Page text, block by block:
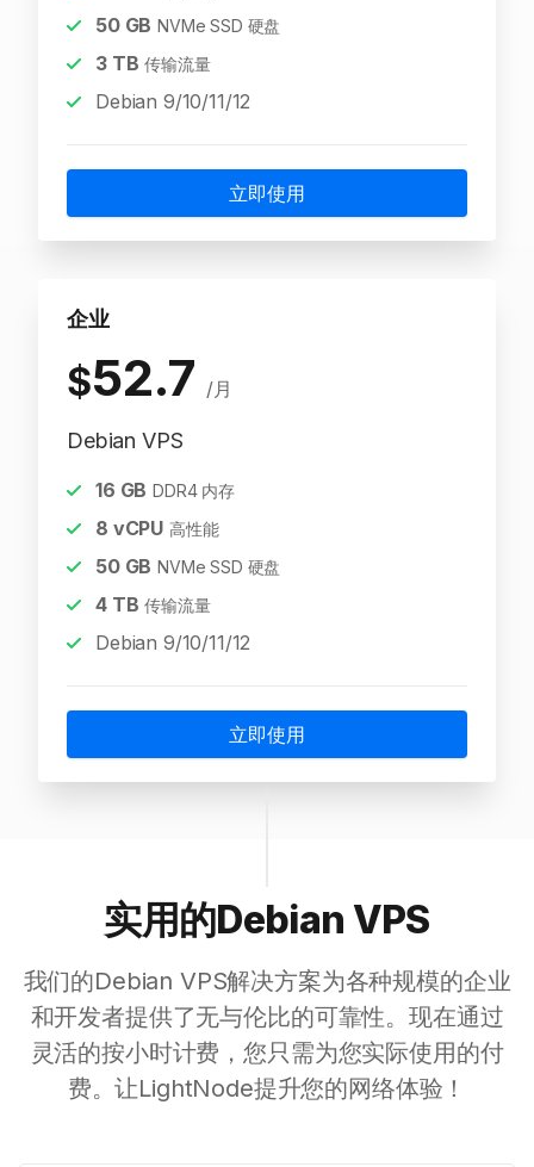
50GB NVMe SSD 硬盘
3TB 传输流量
Debian 9/10/11/12
立即使用
企业
$52.7 /月
Debian VPS
16 GB DDR4 内存
8 vCPU 高性能
50GB NVMe SSD 硬盘
4TB 传输流量
Debian 9/10/11/12
立即使用
实用的Debian VPS
我们的Debian VPS解决方案为各种规模的企业
和开发者提供了无与伦比的可靠性。现在通过
灵活的按小时计费，您只需为您实际使用的付
费。让LightNode提升您的网络体验！